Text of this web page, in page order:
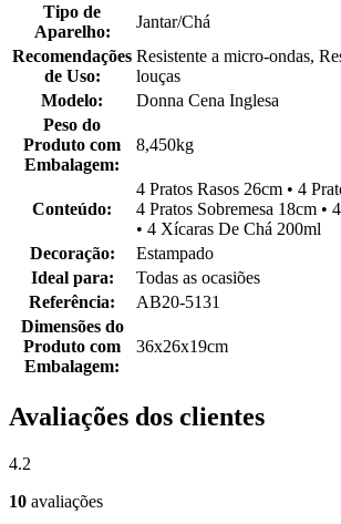
Tipo de
Aparelho:
Jantar/Chá
Recomendações
de Uso:
Resistente a micro-ondas,
louças
Modelo:
Donna Cena Inglesa
Peso do
Produto com
Embalagem:
8,450kg
Conteúdo:
4 Pratos Rasos 26cm • 4
4 Pratos Sobremesa 18cm •
• 4 Xícaras De Chá 200ml
Decoração:
Estampado
Ideal para:
Todas as ocasiões
Referência:
AB20-5131
Dimensões do
Produto com
Embalagem:
36x26x19cm
Avaliações dos clientes
4.2
10 avaliações